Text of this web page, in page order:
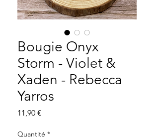
Bougie Onyx
Storm - Violet &
Xaden - Rebecca
Yarros
11,90 €
Quantité *